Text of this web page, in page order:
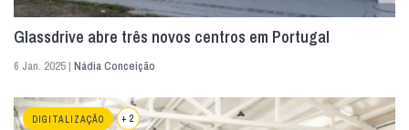
Glassdrive abre três novos centros em Portugal
6 Jan. 2025 | Nádia Conceição
DIGITALIZAÇÃO + 2